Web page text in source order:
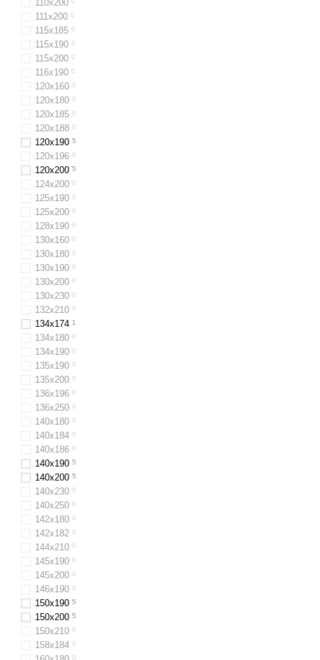
110х200
111x200 0
115х185 0
115х190 0
115х200 0
116x190 0
120x160 0
120x180 0
120x185 0
120х188 0
120x190 5
120х196 0
120x200 5
124x200 0
125х190 0
125х200 0
128x190 0
130х160 0
130x180 0
130х190 0
130x200 0
130x230 0
132х210 0
134х174 1
134х180 0
134х190 0
135х190 0
135х200 0
136х196 0
136x250 0
140х180 0
140х184 0
140х186 0
140x190 5
140x200 5
140x230 0
140x250 0
142x180 0
142х182 0
144х210 0
145х190 0
145х200 0
146х190 0
150x190 5
150x200 5
150х210 0
158x184 0
0